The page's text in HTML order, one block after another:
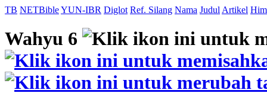
TB NETBibleYUN-IBR Diglot Ref. Silang Nama Judul Artikel
Wahyu 6